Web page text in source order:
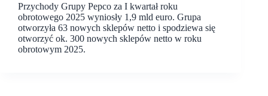
Przychody Grupy Pepco za I kwartał roku
obrotowego 2025 wyniosły 1,9 mld euro. Grupa
otworzyła 63 nowych sklepów netto i spodziewa się
otworzyć ok. 300 nowych sklepów netto w roku
obrotowym 2025.